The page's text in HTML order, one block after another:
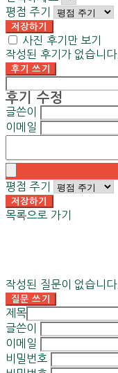
평점 주기
저장하기
사진 후기만 보기
작성된 후기가 없습니다.
후기 쓰기
후기 수정
글쓴이
이메일
평점 주기
저장하기
목록으로 가기
작성된 질문이 없습니다.
질문 쓰기
제목
글쓴이
이메일
비밀번호